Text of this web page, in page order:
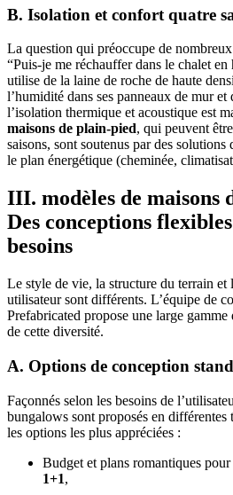
B. Isolation et confort quatre
La question qui préoccupe de
“Puis-je me réchauffer dans le chalet
utilise de la laine de roche de haute
l’humidité dans ses panneaux de mur
l’isolation thermique et acoustique est
maisons de plain-pied, qui peuvent
saisons, sont soutenus par des
le plan énergétique (cheminée,
III. modèles de maisons
Des conceptions
besoins
Le style de vie, la structure du terrain et
utilisateur sont différents. L’équipe de
Prefabricated propose une large
de cette diversité.
A. Options de conception
Façonnés selon les besoins de
bungalows sont proposés en différentes
les options les plus appréciées :
Budget et plans romantiques pour
1+1,